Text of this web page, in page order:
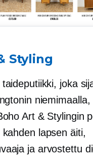
Styling
joka
niemimaalla,
Art & Stylingin
lapsen äiti,
ja arvostettu